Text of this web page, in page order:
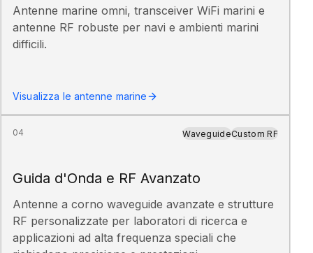
Antenne marine omni, transceiver WiFi marini e
antenne RF robuste per navi e ambienti marini
difficili.
Visualizza le antenne marine
04 WaveguideCustom RF
Guida d'Onda e RF Avanzato
Antenne a corno waveguide avanzate e strutture
RF personalizzate per laboratori di ricerca e
applicazioni ad alta frequenza speciali che